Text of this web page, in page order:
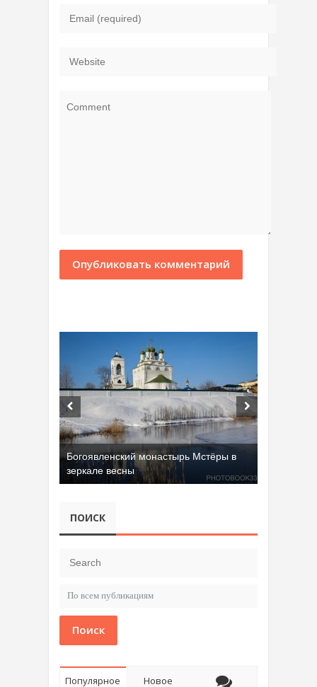
Богоявленский монастырь Мстёры в
зеркале весны
Добрятинский карьер (д. Алферово)
ПОИСК
Поиск
Популярное Новое